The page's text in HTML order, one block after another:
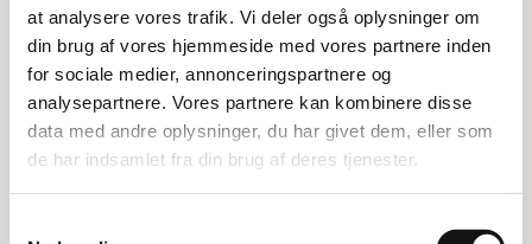
at analysere vores trafik. Vi deler også oplysninger om
din brug af vores hjemmeside med vores partnere inden
for sociale medier, annonceringspartnere og
analysepartnere. Vores partnere kan kombinere disse
data med andre oplysninger, du har givet dem, eller som
de har indsamlet fra din brug af deres tjenester.
Specifikationer:
Højde: 185 cm
Bredde: 60 cm
Dybde: 50 cm
Kabinet: RAL 7035